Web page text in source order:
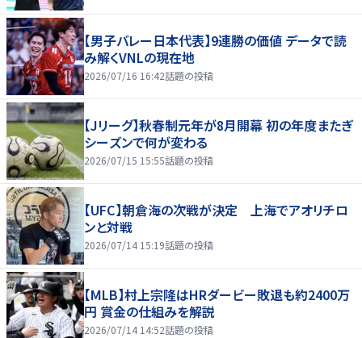
【男子バレー日本代表】9連勝の価値 データで読
み解くVNLの現在地
2026/07/16 16:42話題の投稿
【Jリーグ】秋春制元年が8月開幕 初の年度またぎ
シーズンで何が変わる
2026/07/15 15:55話題の投稿
【UFC】朝倉海の次戦が決定 上海でアオリチロ
ンと対戦
2026/07/14 15:19話題の投稿
【MLB】村上宗隆はHRダービー敗退も約2400万
円 賞金の仕組みを解説
2026/07/14 14:52話題の投稿